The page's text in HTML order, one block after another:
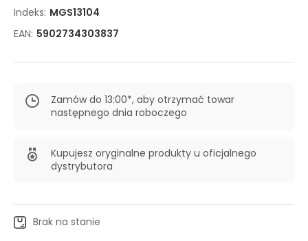
Indeks: MGS13104
EAN: 5902734303837
Zamów do 13:00*, aby otrzymać towar
następnego dnia roboczego
Kupujesz oryginalne produkty u oficjalnego
dystrybutora
Brak na stanie